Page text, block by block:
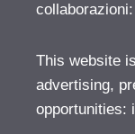
collaborazioni:
This website
advertising,
opportunities: